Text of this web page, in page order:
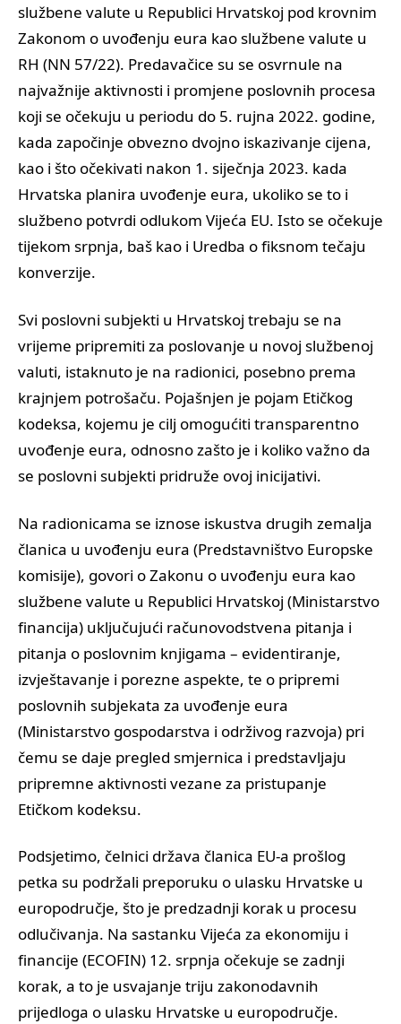
službene valute u Republici Hrvatskoj pod krovnim
Zakonom o uvođenju eura kao službene valute u
RH (NN 57/22). Predavačice su se osvrnule na
najvažnije aktivnosti i promjene poslovnih procesa
koji se očekuju u periodu do 5. rujna 2022. godine,
kada započinje obvezno dvojno iskazivanje cijena,
kao i što očekivati nakon 1. siječnja 2023. kada
Hrvatska planira uvođenje eura, ukoliko se to i
službeno potvrdi odlukom Vijeća EU. Isto se očekuje
tijekom srpnja, baš kao i Uredba o fiksnom tečaju
konverzije.
Svi poslovni subjekti u Hrvatskoj trebaju se na
vrijeme pripremiti za poslovanje u novoj službenoj
valuti, istaknuto je na radionici, posebno prema
krajnjem potrošaču. Pojašnjen je pojam Etičkog
kodeksa, kojemu je cilj omogućiti transparentno
uvođenje eura, odnosno zašto je i koliko važno da
se poslovni subjekti pridruže ovoj inicijativi.
Na radionicama se iznose iskustva drugih zemalja
članica u uvođenju eura (Predstavništvo Europske
komisije), govori o Zakonu o uvođenju eura kao
službene valute u Republici Hrvatskoj (Ministarstvo
financija) uključujući računovodstvena pitanja i
pitanja o poslovnim knjigama – evidentiranje,
izvještavanje i porezne aspekte, te o pripremi
poslovnih subjekata za uvođenje eura
(Ministarstvo gospodarstva i održivog razvoja) pri
čemu se daje pregled smjernica i predstavljaju
pripremne aktivnosti vezane za pristupanje
Etičkom kodeksu.
Podsjetimo, čelnici država članica EU-a prošlog
petka su podržali preporuku o ulasku Hrvatske u
europodručje, što je predzadnji korak u procesu
odlučivanja. Na sastanku Vijeća za ekonomiju i
financije (ECOFIN) 12. srpnja očekuje se zadnji
korak, a to je usvajanje triju zakonodavnih
prijedloga o ulasku Hrvatske u europodručje.